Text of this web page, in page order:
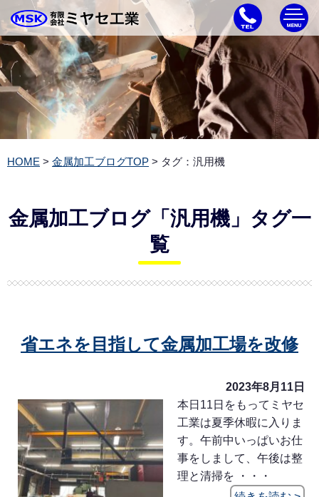
HOME > 金属加工ブログTOP > タグ：汎用機
金属加工ブログ「汎用機」タグ一
覧
省エネを目指して金属加工場を改修
2023年8月11日
本日11日をもってミヤセ
工業は夏季休暇に入りま
す。午前中いっぱいお仕
事をしまして、午後は整
理と清掃を ・・・